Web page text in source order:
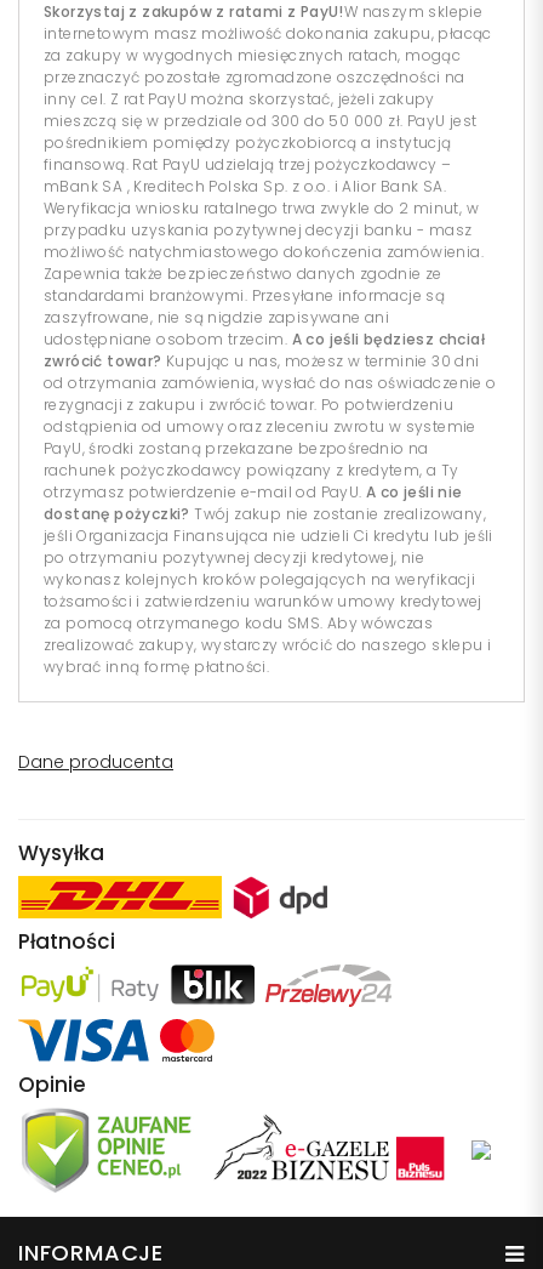
Skorzystaj z zakupów z ratami z PayU!W naszym sklepie
internetowym masz możliwość dokonania zakupu, płacąc
za zakupy w wygodnych miesięcznych ratach, mogąc
przeznaczyć pozostałe zgromadzone oszczędności na
inny cel. Z rat PayU można skorzystać, jeżeli zakupy
mieszczą się w przedziale od 300 do 50 000 zł. PayU jest
pośrednikiem pomiędzy pożyczkobiorcą a instytucją
finansową. Rat PayU udzielają trzej pożyczkodawcy –
mBank SA , Kreditech Polska Sp. z o.o. i Alior Bank SA.
Weryfikacja wniosku ratalnego trwa zwykle do 2 minut, w
przypadku uzyskania pozytywnej decyzji banku - masz
możliwość natychmiastowego dokończenia zamówienia.
Zapewnia także bezpieczeństwo danych zgodnie ze
standardami branżowymi. Przesyłane informacje są
zaszyfrowane, nie są nigdzie zapisywane ani
udostępniane osobom trzecim. A co jeśli będziesz chciał
zwrócić towar? Kupując u nas, możesz w terminie 30 dni
od otrzymania zamówienia, wysłać do nas oświadczenie o
rezygnacji z zakupu i zwrócić towar. Po potwierdzeniu
odstąpienia od umowy oraz zleceniu zwrotu w systemie
PayU, środki zostaną przekazane bezpośrednio na
rachunek pożyczkodawcy powiązany z kredytem, a Ty
otrzymasz potwierdzenie e-mail od PayU. A co jeśli nie
dostanę pożyczki? Twój zakup nie zostanie zrealizowany,
jeśli Organizacja Finansująca nie udzieli Ci kredytu lub jeśli
po otrzymaniu pozytywnej decyzji kredytowej, nie
wykonasz kolejnych kroków polegających na weryfikacji
tożsamości i zatwierdzeniu warunków umowy kredytowej
za pomocą otrzymanego kodu SMS. Aby wówczas
zrealizować zakupy, wystarczy wrócić do naszego sklepu i
wybrać inną formę płatności.
Dane producenta
Wysyłka
Płatności
Opinie
INFORMACJE